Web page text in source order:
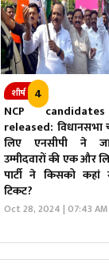
शीर्ष 4
NCP
released: विधानसभा
लिए एनसीपी ने
उम्मीदवारों की एक और
पार्टी ने किसको कहां
टिकट?
Oct 28, 2024 | 07:43 AM